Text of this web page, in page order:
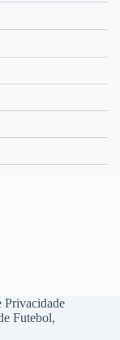
Privacidade
Futebol,